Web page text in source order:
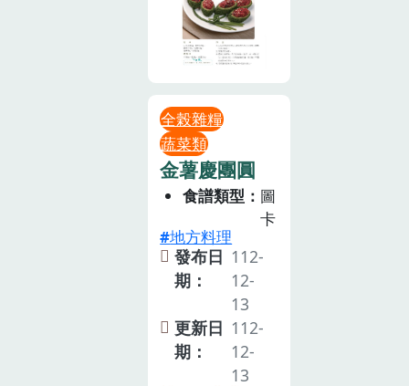
全榖雜糧
蔬菜類
金薯慶團圓
食譜類型
圖
卡
地方料理
發布日
期：
112-
12-
13
更新日
期：
112-
12-
13